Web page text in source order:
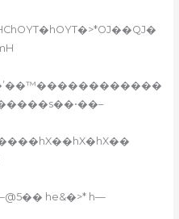
he&�>* h—